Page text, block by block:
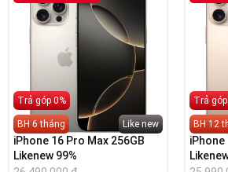
Trả góp 0%
BH 6 tháng Like new
iPhone 16 Pro Max 256GB
Likenew 99%
Trả góp
BH 12
iPhone